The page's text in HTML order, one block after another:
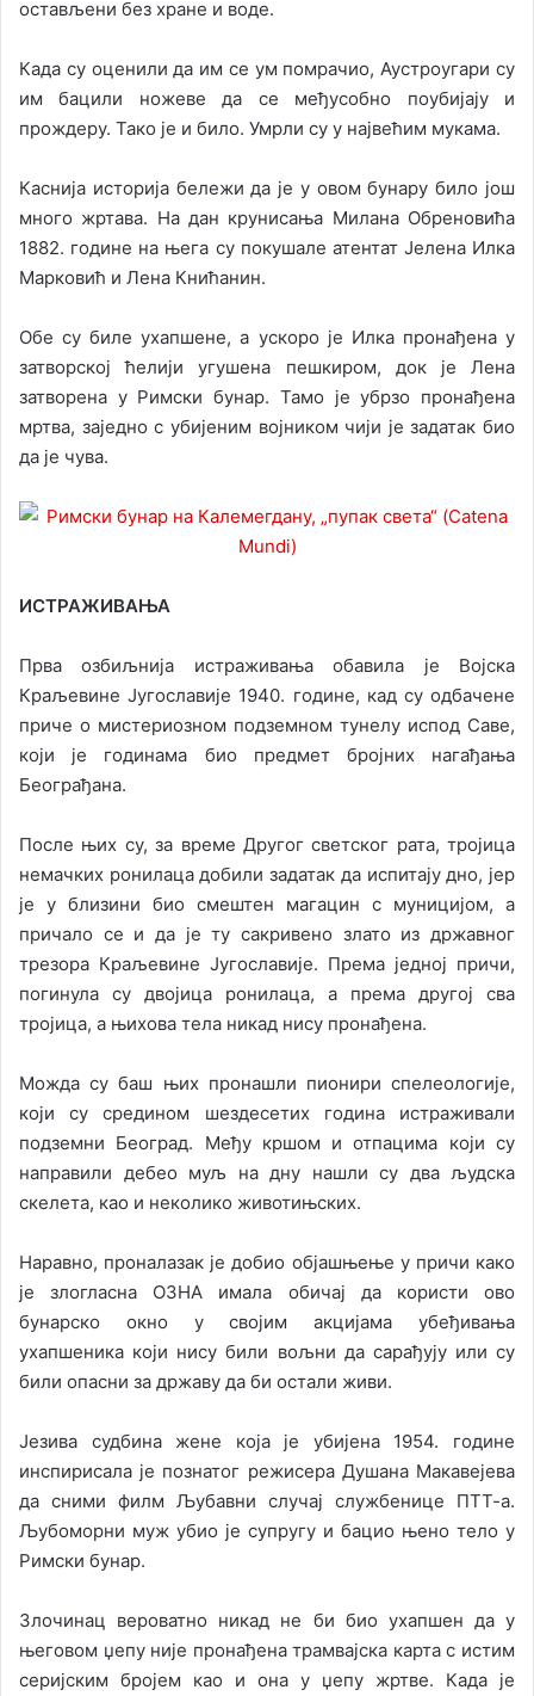
остављени без хране и воде.
Када су оценили да им се ум помрачио, Аустроугари су
им бацили ножеве да се међусобно поубијају и
прождеру. Тако је и било. Умрли су у највећим мукама.
Каснија историја бележи да је у овом бунару било још
много жртава. На дан крунисања Милана Обреновића
1882. године на њега су покушале атентат Јелена Илка
Марковић и Лена Книћанин.
Обе су биле ухапшене, а ускоро је Илка пронађена у
затворској ћелији угушена пешкиром, док је Лена
затворена у Римски бунар. Тамо је убрзо пронађена
мртва, заједно с убијеним војником чији је задатак био
да је чува.
ИСТРАЖИВАЊА
Прва озбиљнија истраживања обавила је Војска
Краљевине Југославије 1940. године, кад су одбачене
приче о мистериозном подземном тунелу испод Саве,
који је годинама био предмет бројних нагађања
Београђана.
После њих су, за време Другог светског рата, тројица
немачких ронилаца добили задатак да испитају дно, јер
је у близини био смештен магацин с муницијом, а
причало се и да је ту сакривено злато из државног
трезора Краљевине Југославије. Према једној причи,
погинула су двојица ронилаца, а према другој сва
тројица, а њихова тела никад нису пронађена.
Можда су баш њих пронашли пионири спелеологије,
који су средином шездесетих година истраживали
подземни Београд. Међу кршом и отпацима који су
направили дебео муљ на дну нашли су два људска
скелета, као и неколико животињских.
Наравно, проналазак је добио објашњење у причи како
је злогласна ОЗНА имала обичај да користи ово
бунарско окно у својим акцијама убеђивања
ухапшеника који нису били вољни да сарађују или су
били опасни за државу да би остали живи.
Језива судбина жене која је убијена 1954. године
инспирисала је познатог режисера Душана Макавејева
да сними филм Љубавни случај службенице ПТТ-а.
Љубоморни муж убио је супругу и бацио њено тело у
Римски бунар.
Злочинац вероватно никад не би био ухапшен да у
његовом џепу није пронађена трамвајска карта с истим
серијским бројем као и она у џепу жртве. Када је